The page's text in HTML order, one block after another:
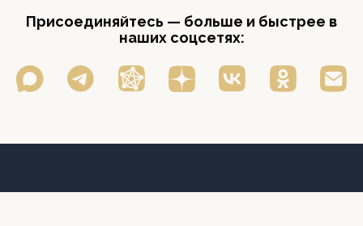
Присоединяйтесь — больше и быстрее в
наших соцсетях: